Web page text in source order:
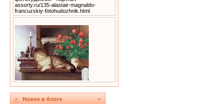
assorty.ru/135-alastair-magnaldo-
francuzskiy-fotohudozhnik.html
Новое в блоге